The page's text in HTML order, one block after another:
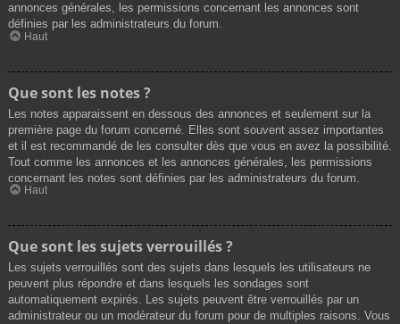
annonces générales, les permissions concernant les annonces sont
définies par les administrateurs du forum.
Haut
Que sont les notes ?
Les notes apparaissent en dessous des annonces et seulement sur la
première page du forum concerné. Elles sont souvent assez importantes
et il est recommandé de les consulter dès que vous en avez la possibilité.
Tout comme les annonces et les annonces générales, les permissions
concernant les notes sont définies par les administrateurs du forum.
Haut
Que sont les sujets verrouillés ?
Les sujets verrouillés sont des sujets dans lesquels les utilisateurs ne
peuvent plus répondre et dans lesquels les sondages sont
automatiquement expirés. Les sujets peuvent être verrouillés par un
administrateur ou un modérateur du forum pour de multiples raisons. Vous